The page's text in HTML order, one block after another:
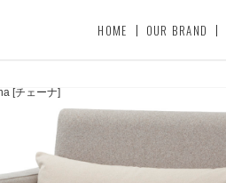
HOME OUR BRAND
[チェーナ]